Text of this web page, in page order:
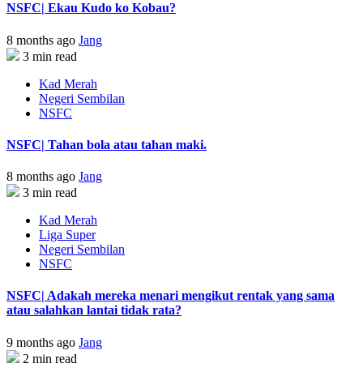
NSFC| Ekau Kudo ko Kobau?
8 months ago Jang
3 min read
Kad Merah
Negeri Sembilan
NSFC
NSFC| Tahan bola atau tahan maki.
8 months ago Jang
3 min read
Kad Merah
Liga Super
Negeri Sembilan
NSFC
NSFC| Adakah mereka menari mengikut rentak yang sama
atau salahkan lantai tidak rata?
9 months ago Jang
2 min read